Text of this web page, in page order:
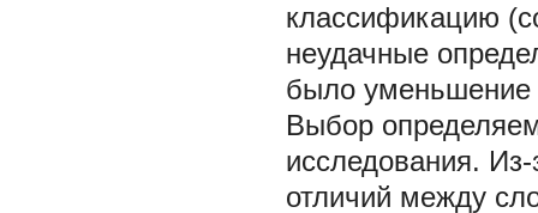
классификацию
неудачные
было уменьшение
Выбор
исследования.
отличий между